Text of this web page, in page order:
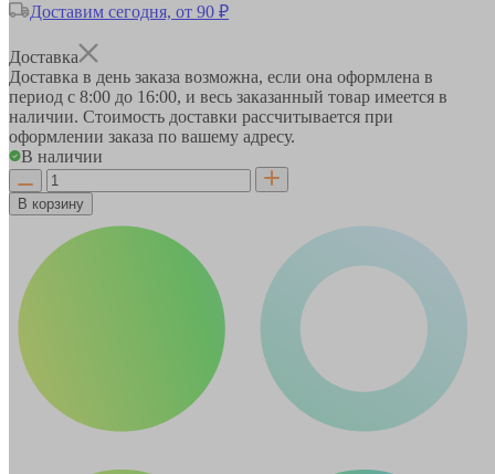
Доставим сегодня, от 90 ₽
Доставка
Доставка в день заказа возможна, если она оформлена в
период с 8:00 до 16:00, и весь заказанный товар имеется в
наличии. Стоимость доставки рассчитывается при
оформлении заказа по вашему адресу.
В наличии
В корзину